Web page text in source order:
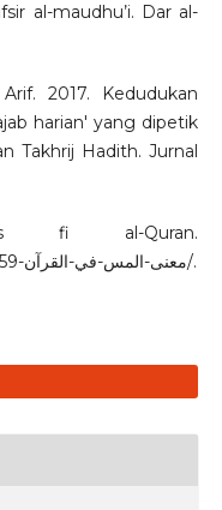
al-maudhu’i. Dar al-
2017. Kedudukan
harian' yang dipetik
Takhrij Hadith. Jurnal
fi al-Quran.
/